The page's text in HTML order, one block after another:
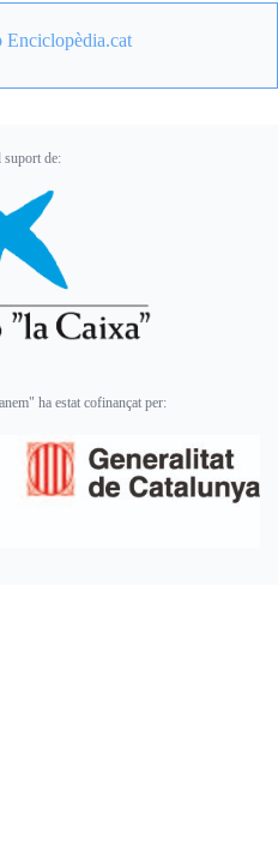
Enciclopèdia.cat
suport de:
ha estat cofinançat per: